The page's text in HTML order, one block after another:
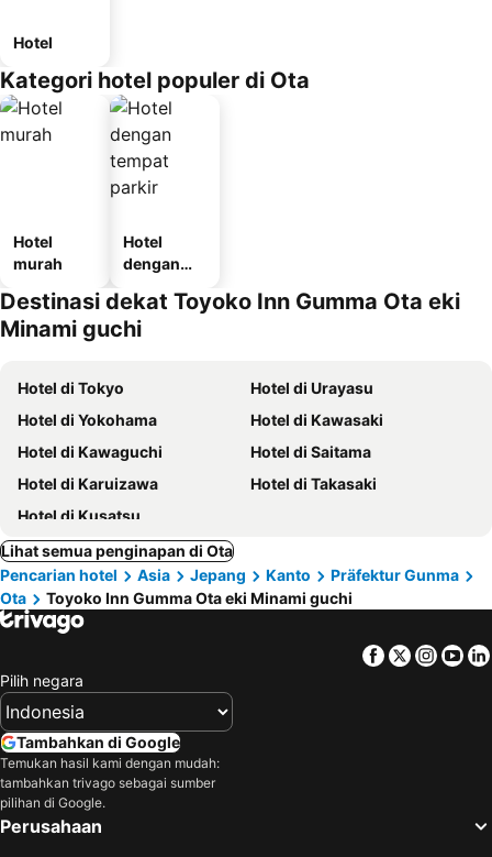
Hotel
Kategori hotel populer di Ota
Hotel
murah
Hotel
dengan
parkir
Destinasi dekat Toyoko Inn Gumma Ota eki
Minami guchi
Hotel di Tokyo
Hotel di Urayasu
Hotel di Yokohama
Hotel di Kawasaki
Hotel di Kawaguchi
Hotel di Saitama
Hotel di Karuizawa
Hotel di Takasaki
Hotel di Kusatsu
Lihat semua penginapan di Ota
Pencarian hotel
Asia Jepang Kanto
Präfektur Gunma
Ota
Toyoko Inn Gumma Ota eki Minami guchi
Facebook
Twitter
Pilih negara
Tambahkan di Google
Temukan hasil kami dengan mudah:
tambahkan trivago sebagai sumber
pilihan di Google.
Perusahaan